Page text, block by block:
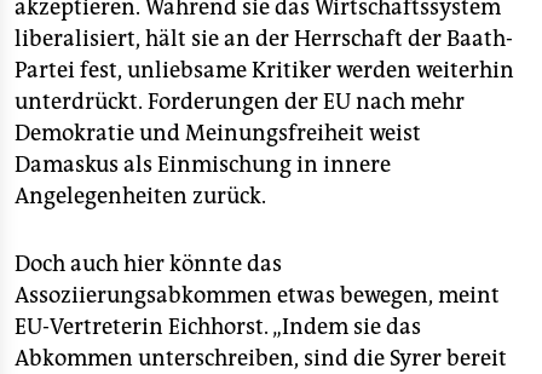
akzeptieren. Während sie das Wirtschaftssystem
liberalisiert, hält sie an der Herrschaft der Baath-
Partei fest, unliebsame Kritiker werden weiterhin
unterdrückt. Forderungen der EU nach mehr
Demokratie und Meinungsfreiheit weist
Damaskus als Einmischung in innere
Angelegenheiten zurück.
Doch auch hier könnte das
Assoziierungsabkommen etwas bewegen, meint
EU-Vertreterin Eichhorst. „Indem sie das
Abkommen unterschreiben, sind die Syrer bereit